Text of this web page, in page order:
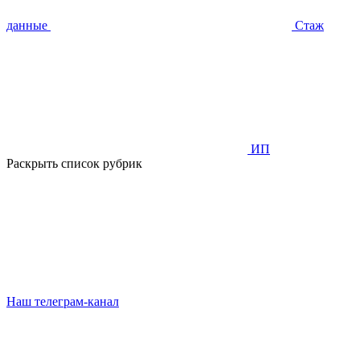
данные Стаж
ИП
Раскрыть список рубрик
Наш телеграм-канал